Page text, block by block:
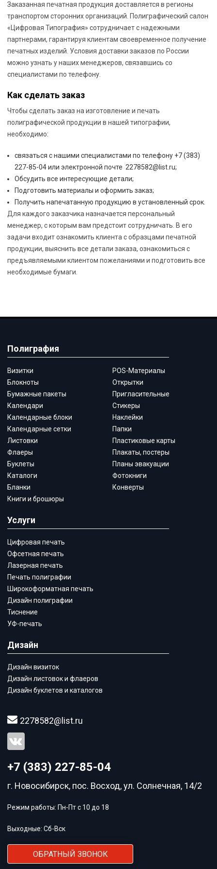
Заказанная печатная продукция доставляется в регионы
транспортом сторонних организаций. Полиграфический салон
«Цифровая Типография» сотрудничает с надежными
партнерами, гарантируя клиентам своевременное получение
печатных изделий. Условия доставки заказов по России
можно узнать у наших менеджеров, связавшись со
специалистами по телефону.
Как сделать заказ
Чтобы сделать заказ на изготовление и печать
полиграфической продукции в нашей типографии,
необходимо:
cвязаться с нашими специалистами по телефону +7 (383)
227-85-04 или электронной почте 2278582@list.ru;
Обсудить все интересующие детали;
Подготовить материалы и оформить заказ;
Получить напечатанную продукцию в установленный срок.
Для каждого заказчика назначается персональный
менеджер, с которым вам предстоит сотрудничать. В его
задачи входит ознакомить клиента с образцами печатной
продукции, выяснить все детали заказа, ознакомиться с
предъявляемыми клиентом пожеланиями и подготовить все
необходимые бумаги.
Полиграфия
Визитки
Блокноты
Бумажные пакеты
Календари
Календарные блоки
Календарные сетки
Листовки
Флаеры
Буклеты
Каталоги
Бланки
Книги и брошюры
POS-Материалы
Открытки
Пригласительные
Стикеры
Наклейки
Папки
Пластиковые карты
Плакаты, постеры
Планы эвакуации
Фотокниги
Конверты
Услуги
Цифровая печать
Офсетная печать
Лазерная печать
Печать полиграфии
Широкоформатная печать
Дизайн полиграфии
Тиснение
УФ-печать
Дизайн
Дизайн визиток
Дизайн листовок и флаеров
Дизайн буклетов и каталогов
2278582@list.ru
+7 (383) 227-85-04
г. Новосибирск, пос. Восход, ул. Солнечная, 14/2
Режим работы: Пн-Пт с 10 до 18
Выходные: Сб-Вск
ОБРАТНЫЙ ЗВОНОК